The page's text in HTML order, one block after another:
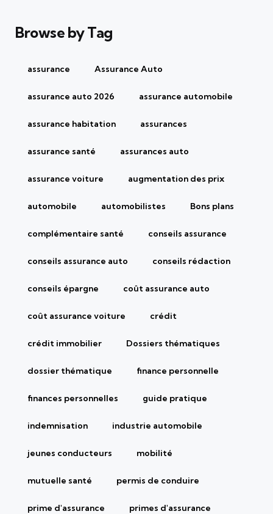
Browse by Tag
assurance Assurance Auto
assurance auto 2026 assurance automobile
assurance habitation assurances
assurance santé assurances auto
assurance voiture augmentation des prix
automobile automobilistes Bons plans
complémentaire santé conseils assurance
conseils assurance auto conseils rédaction
conseils épargne coût assurance auto
coût assurance voiture crédit
crédit immobilier Dossiers thématiques
dossier thématique finance personnelle
finances personnelles guide pratique
indemnisation industrie automobile
jeunes conducteurs mobilité
mutuelle santé permis de conduire
prime d'assurance primes d'assurance